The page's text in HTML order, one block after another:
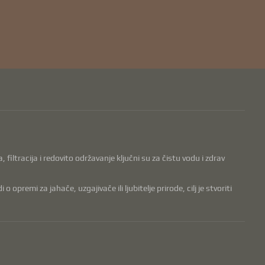
filtracija i redovito održavanje ključni su za čistu vodu i zdrav
opremi za jahače, uzgajivače ili ljubitelje prirode, cilj je stvoriti